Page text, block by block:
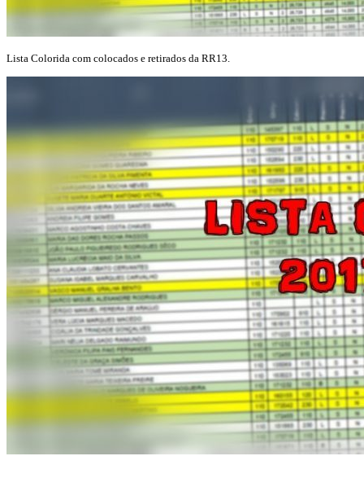
Lista Colorida com colocados e retirados da RR13.